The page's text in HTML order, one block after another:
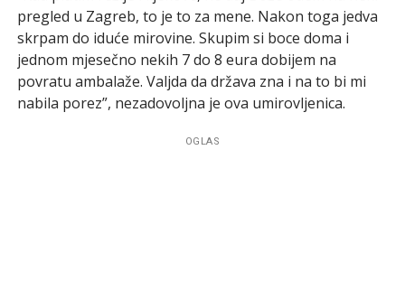
pregled u Zagreb, to je to za mene. Nakon toga jedva
skrpam do iduće mirovine. Skupim si boce doma i
jednom mjesečno nekih 7 do 8 eura dobijem na
povratu ambalaže. Valjda da država zna i na to bi mi
nabila porez”, nezadovoljna je ova umirovljenica.
OGLAS